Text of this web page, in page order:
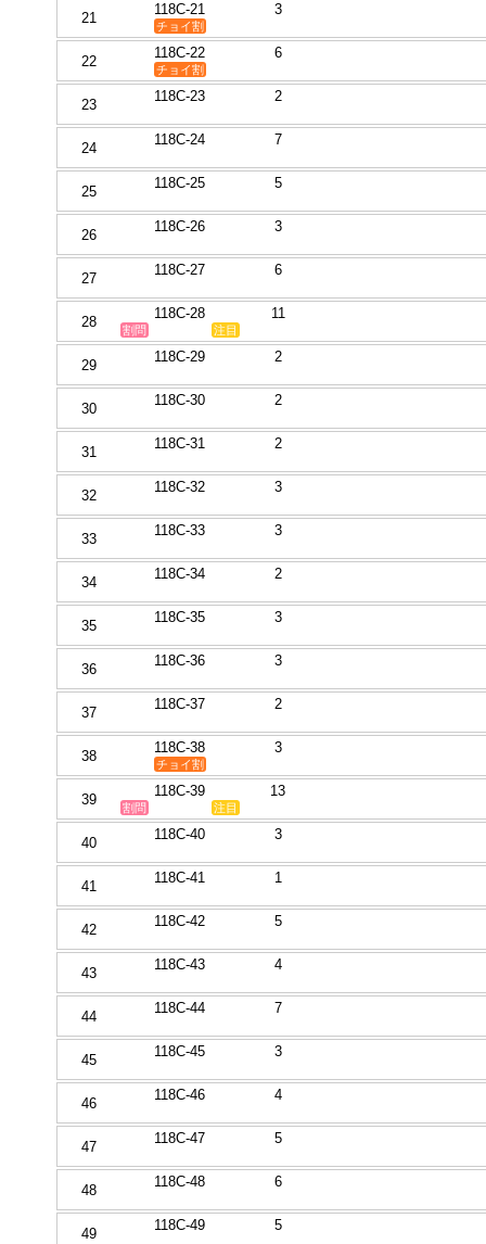
21
118C-21 3
チョイ割
22
118C-22 6
チョイ割
23
118C-23 2
24
118C-24 7
25
118C-25 5
26
118C-26 3
27
118C-27 6
28
118C-28 11
割問 注目
29
118C-29 2
30
118C-30 2
31
118C-31 2
32
118C-32 3
33
118C-33 3
34
118C-34 2
35
118C-35 3
36
118C-36 3
37
118C-37 2
38
118C-38 3
チョイ割
39
118C-39 13
割問 注目
40
118C-40 3
41
118C-41 1
42
118C-42 5
43
118C-43 4
44
118C-44 7
45
118C-45 3
46
118C-46 4
47
118C-47 5
48
118C-48 6
49
118C-49 5